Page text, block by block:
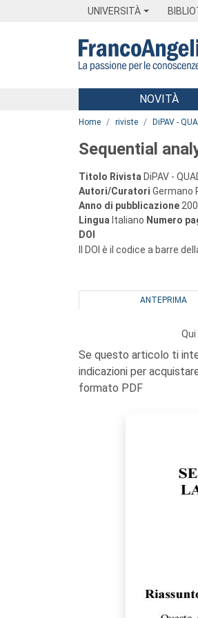
UNIVERSITÀ
Menu
NOVITÀ
Home riviste DiPAV -
Sequential
Titolo Rivista DiPAV -
Autori/Curatori Germano
Anno di pubblicazione
Lingua Italiano Numero
DOI
Il DOI è il codice a barre
ANTEPRIMA
Se questo articolo ti
indicazioni per
formato PDF